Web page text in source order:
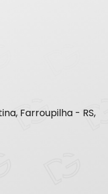
Farroupilha - RS,